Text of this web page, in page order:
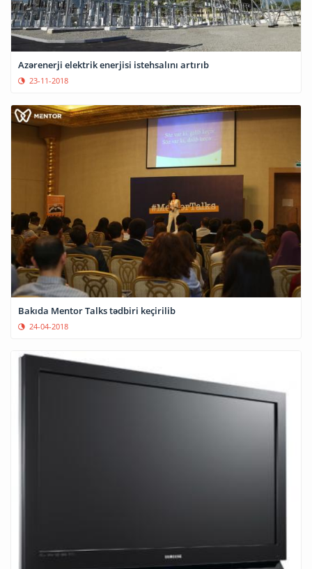
Azərenerji elektrik enerjisi istehsalını artırıb
23-11-2018
Bakıda Mentor Talks tədbiri keçirilib
24-04-2018